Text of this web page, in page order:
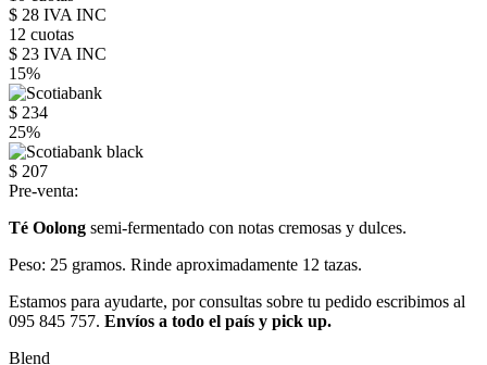
$ 28 IVA INC
12 cuotas
$ 23 IVA INC
15%
$ 234
25%
$ 207
Pre-venta:
Té Oolong semi-fermentado con notas cremosas y dulces.
Peso: 25 gramos. Rinde aproximadamente 12 tazas.
Estamos para ayudarte, por consultas sobre tu pedido escribimos al
095 845 757. Envíos a todo el país y pick up.
Blend